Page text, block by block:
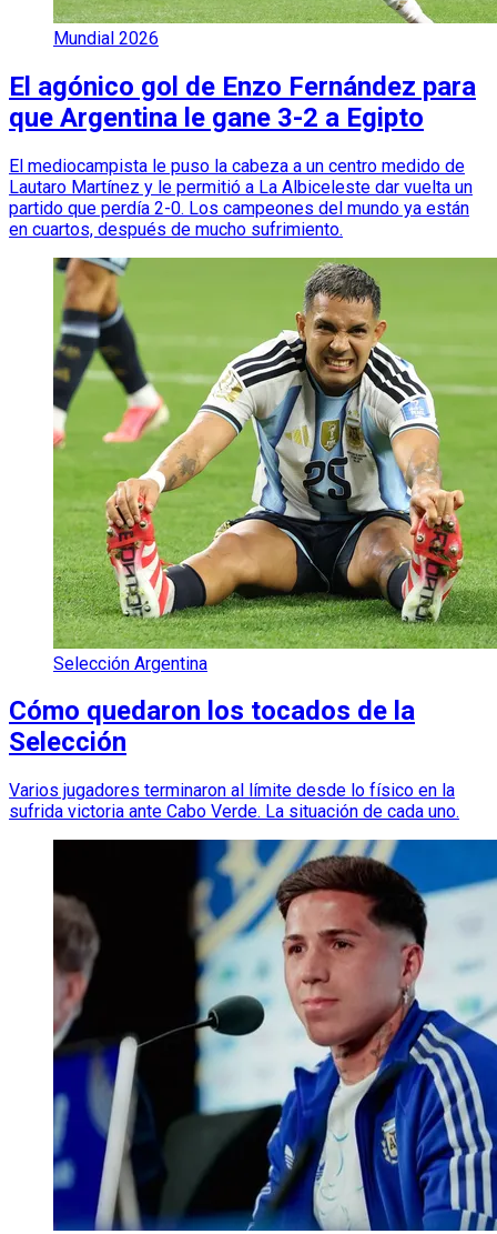
Mundial 2026
El agónico gol de Enzo Fernández para
que Argentina le gane 3-2 a Egipto
El mediocampista le puso la cabeza a un centro medido de
Lautaro Martínez y le permitió a La Albiceleste dar vuelta un
partido que perdía 2-0. Los campeones del mundo ya están
en cuartos, después de mucho sufrimiento.
Selección Argentina
Cómo quedaron los tocados de la
Selección
Varios jugadores terminaron al límite desde lo físico en la
sufrida victoria ante Cabo Verde. La situación de cada uno.